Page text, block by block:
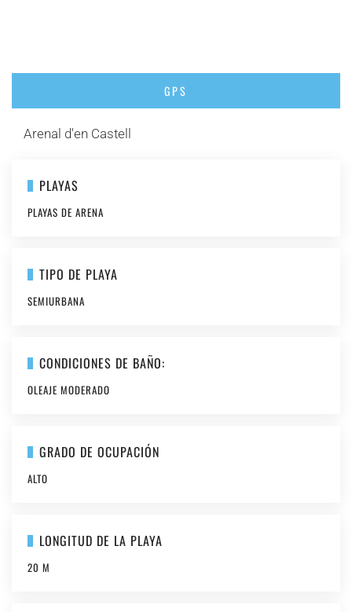
GPS
Arenal d'en Castell
PLAYAS
PLAYAS DE ARENA
TIPO DE PLAYA
SEMIURBANA
CONDICIONES DE BAÑO:
OLEAJE MODERADO
GRADO DE OCUPACIÓN
ALTO
LONGITUD DE LA PLAYA
20 M